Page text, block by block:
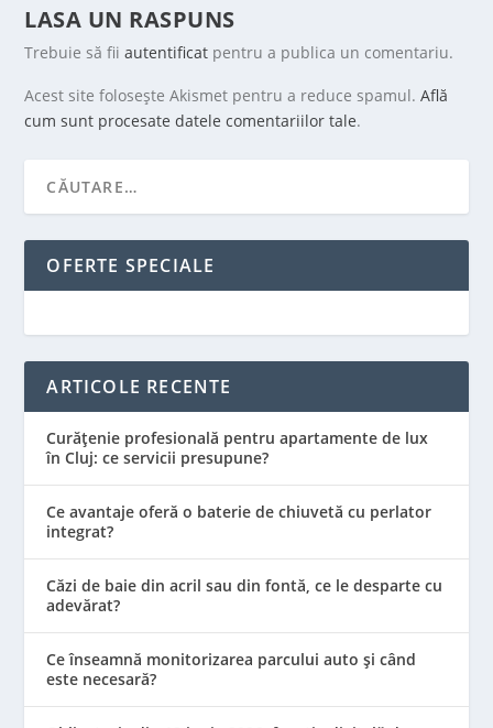
LASA UN RASPUNS
Trebuie să fiiautentificat pentru a publica un comentariu.
Acest site folosește Akismet pentru a reduce spamul.Află
cum sunt procesate datele comentariilor tale.
OFERTE SPECIALE
ARTICOLE RECENTE
Curățenie profesională pentru apartamente de lux
în Cluj: ce servicii presupune?
Ce avantaje oferă o baterie de chiuvetă cu perlator
integrat?
Căzi de baie din acril sau din fontă, ce le desparte cu
adevărat?
Ce înseamnă monitorizarea parcului auto și când
este necesară?